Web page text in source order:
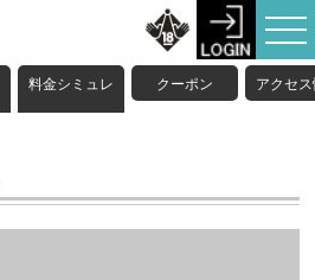
料金シミュレ
ーション
クーポン アクセ